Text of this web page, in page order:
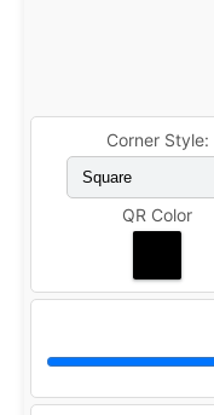
Corner Style:
QR Color